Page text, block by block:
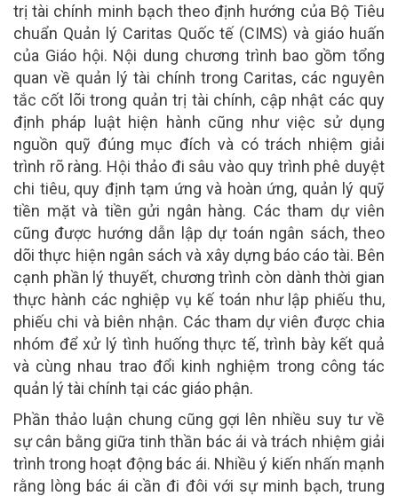
trị tài chính minh bạch theo định hướng của Bộ Tiêu
chuẩn Quản lý Caritas Quốc tế (CIMS) và giáo huấn
của Giáo hội. Nội dung chương trình bao gồm tổng
quan về quản lý tài chính trong Caritas, các nguyên
tắc cốt lõi trong quản trị tài chính, cập nhật các quy
định pháp luật hiện hành cũng như việc sử dụng
nguồn quỹ đúng mục đích và có trách nhiệm giải
trình rõ ràng. Hội thảo đi sâu vào quy trình phê duyệt
chi tiêu, quy định tạm ứng và hoàn ứng, quản lý quỹ
tiền mặt và tiền gửi ngân hàng. Các tham dự viên
cũng được hướng dẫn lập dự toán ngân sách, theo
dõi thực hiện ngân sách và xây dựng báo cáo tài. Bên
cạnh phần lý thuyết, chương trình còn dành thời gian
thực hành các nghiệp vụ kế toán như lập phiếu thu,
phiếu chi và biên nhận. Các tham dự viên được chia
nhóm để xử lý tình huống thực tế, trình bày kết quả
và cùng nhau trao đổi kinh nghiệm trong công tác
quản lý tài chính tại các giáo phận.
Phần thảo luận chung cũng gợi lên nhiều suy tư về
sự cân bằng giữa tinh thần bác ái và trách nhiệm giải
trình trong hoạt động bác ái. Nhiều ý kiến nhấn mạnh
rằng lòng bác ái cần đi đôi với sự minh bạch, trung